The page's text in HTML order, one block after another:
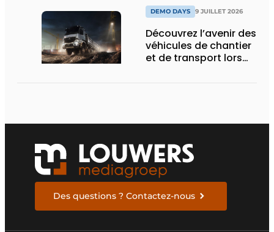
DEMO DAYS 9 JUILLET 2026
Découvrez l’avenir des
véhicules de chantier
et de transport lors
Des questions ? Contactez-nous